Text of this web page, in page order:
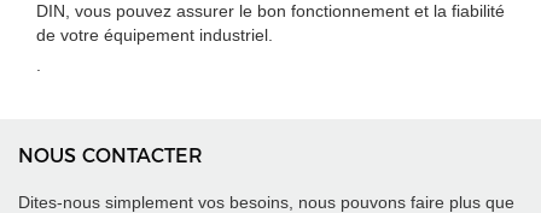
DIN, vous pouvez assurer le bon fonctionnement et la fiabilité
de votre équipement industriel.
NOUS CONTACTER
Dites-nous simplement vos besoins, nous pouvons faire plus que